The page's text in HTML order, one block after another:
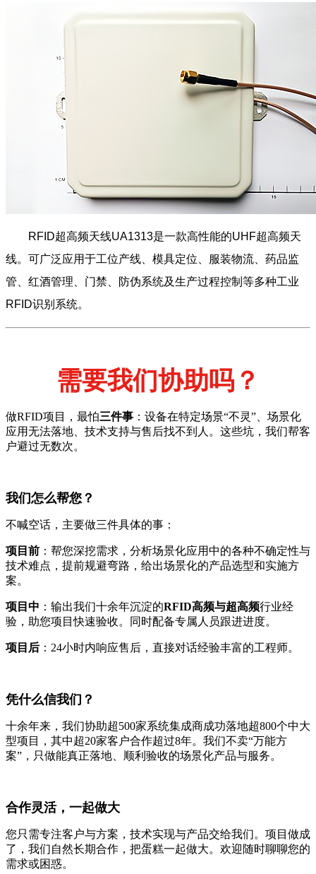
RFID超高频天线UA1313是一款高性能的UHF超高频天
线。可广泛应用于工位产线、模具定位、服装物流、药品监
管、红酒管理、门禁、防伪系统及生产过程控制等多种工业
RFID识别系统。
需要我们协助吗？
做RFID项目，最怕三件事 ：设备在特定场景“不灵”、场景化
应用无法落地、技术支持与售后找不到人。这些坑，我们帮客
户避过无数次。
我们怎么帮您？
不喊空话，主要做三件具体的事：
项目前 ：帮您深挖需求，分析场景化应用中的各种不确定性与
技术难点，提前规避弯路，给出场景化的产品选型和实施方
案。
项目中 ：输出我们十余年沉淀的RFID高频与超高频行业经
验，助您项目快速验收。同时配备专属人员跟进进度。
项目后 ：24小时内响应售后，直接对话经验丰富的工程师。
凭什么信我们？
十余年来，我们协助超500家系统集成商成功落地超800个中大
型项目，其中超20家客户合作超过8年。我们不卖“万能方
案”，只做能真正落地、顺利验收的场景化产品与服务。
合作灵活，一起做大
您只需专注客户与方案，技术实现与产品交给我们。项目做成
了，我们自然长期合作，把蛋糕一起做大。欢迎随时聊聊您的
需求或困惑。